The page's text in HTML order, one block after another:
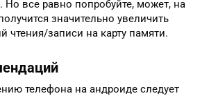
Но все равно попробуйте, может, на
значительно увеличить
чтения/записи на карту памяти.
телефона на андроиде следует